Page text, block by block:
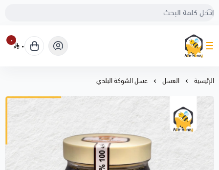
عسل عسير
٠
٠
الرئيسية العسل عسل الشوكة البلدي